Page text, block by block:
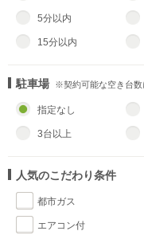
5分以内
15分以内
駐車場 ※契約可能な空き台数
指定なし
3台以上
人気のこだわり条件
都市ガス
エアコン付